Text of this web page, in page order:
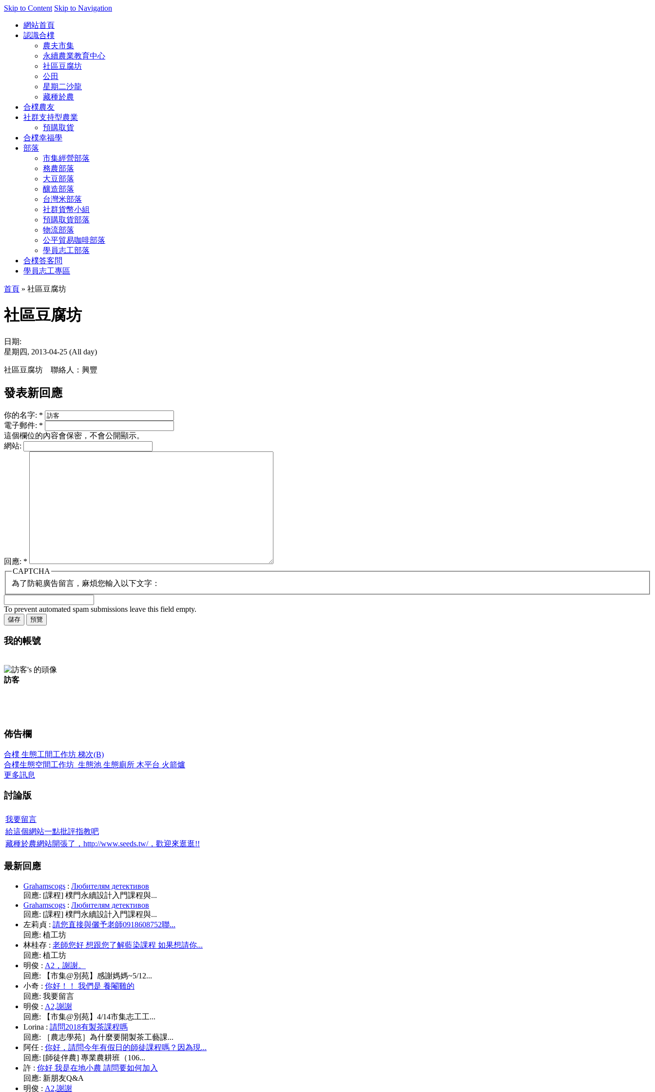
Skip to Content Skip to Navigation
網站首頁
認識合樸
農夫市集
永續農業教育中心
社區豆腐坊
公田
星期二沙龍
藏種於農
合樸農友
社群支持型農業
預購取貨
合樸幸福學
部落
市集經營部落
務農部落
大豆部落
釀造部落
台灣米部落
社群貨幣小組
預購取貨部落
物流部落
公平貿易咖啡部落
學員志工部落
合樸答客問
學員志工專區
首頁 » 社區豆腐坊
社區豆腐坊
日期:
星期四, 2013-04-25 (All day)
社區豆腐坊 聯絡人：興豐
發表新回應
你的名字: *
電子郵件: *
這個欄位的內容會保密，不會公開顯示。
網站:
回應: *
CAPTCHA
為了防範廣告留言，麻煩您輸入以下文字：
To prevent automated spam submissions leave this field empty.
我的帳號
訪客
佈告欄
合樸 生態工間工作坊 梯次(B)
合樸生態空間工作坊_生態池 生態廁所 木平台 火箭爐
更多訊息
討論版
我要留言
給這個網站一點批評指教吧
藏種於農網站開張了，http://www.seeds.tw/，歡迎來逛逛!!
最新回應
Grahamscogs : Любителям детективов
回應: [課程] 樸門永續設計入門課程與...
Grahamscogs : Любителям детективов
回應: [課程] 樸門永續設計入門課程與...
左莉貞 : 請您直接與儷予老師0918608752聯...
回應: 植工坊
林桂存 : 老師您好 想跟您了解藍染課程 如果想請你...
回應: 植工坊
明俊 : A2，謝謝。
回應:
【市集@別苑】感謝媽媽~5/12...
小奇 : 你好！！ 我們是 養閹雞的
回應: 我要留言
明俊 : A2,謝謝
回應:
【市集@別苑】4/14市集志工工...
Lorina : 請問2018有製茶課程嗎
回應:
［農志學苑］為什麼要開製茶工藝課...
阿任 : 你好，請問今年有假日的師徒課程嗎？因為現...
回應: [師徒伴農] 專業農耕班（106...
許 : 你好 我是在地小農 請問要如何加入
回應: 新朋友Q&A
明俊 : A2,謝謝